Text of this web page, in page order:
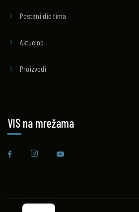
Postani dio tima
Aktuelno
Proizvodi
VIS na mrežama